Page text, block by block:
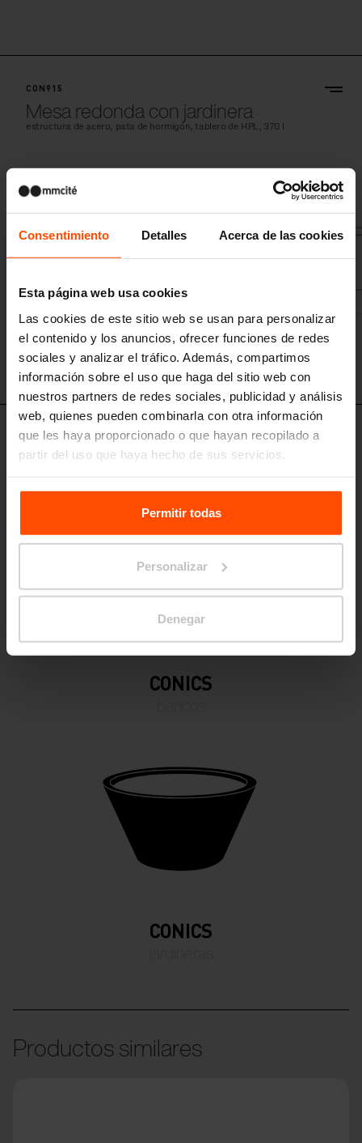
Consentimiento Detalles Acerca de las cookies
Esta página web usa cookies
Las cookies de este sitio web se usan para personalizar
el contenido y los anuncios, ofrecer funciones de redes
sociales y analizar el tráfico. Además, compartimos
información sobre el uso que haga del sitio web con
nuestros partners de redes sociales, publicidad y análisis
web, quienes pueden combinarla con otra información
que les haya proporcionado o que hayan recopilado a
partir del uso que haya hecho de sus servicios.
Para más información, visitePrinciples Relating to the
Processing Personal Data.Permitir todas
Personalizar
Denegar
CON915
Mesa redonda con jardinera
estructura de acero, pata de hormigón, tablero de HPL, 370 l
Design set
CONICS
CONICS
Productos similares